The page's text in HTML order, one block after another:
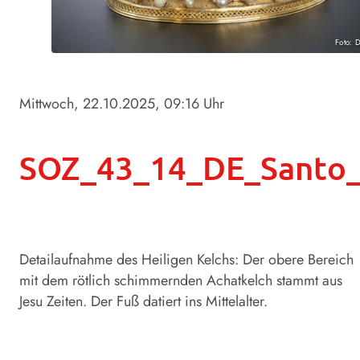
Foto:
Mittwoch, 22.10.2025, 09:16 Uhr
Detailaufnahme des Heiligen Kelchs: Der obere Bereich
mit dem rötlich schimmernden Achatkelch stammt aus
Jesu Zeiten. Der Fuß datiert ins Mittelalter.